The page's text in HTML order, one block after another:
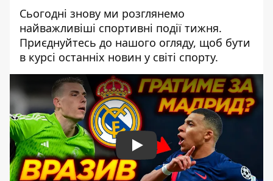
Сьогодні знову ми розглянемо
найважливіші спортивні події тижня.
Приєднуйтесь до нашого огляду, щоб бути
в курсі останніх новин у світі спорту.
Play